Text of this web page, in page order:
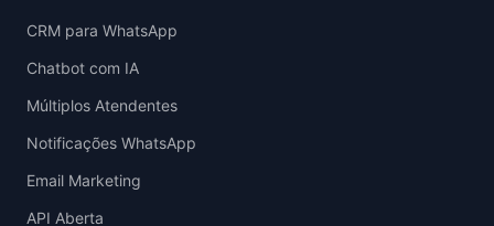
CRM para WhatsApp
Chatbot com IA
Múltiplos Atendentes
Notificações WhatsApp
Email Marketing
API Aberta